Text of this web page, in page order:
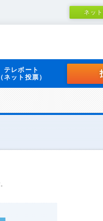
ネッ
テレボート
（ネット投票）